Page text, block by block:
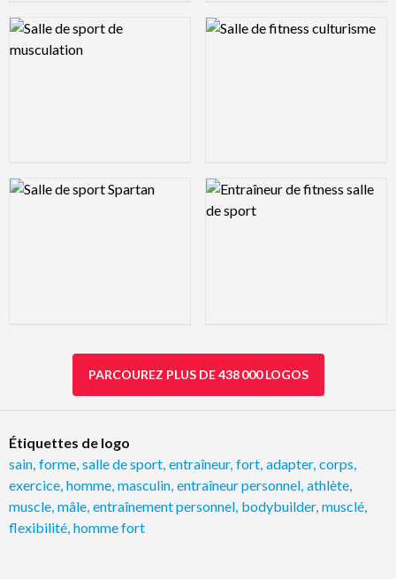
Logo Preview Image Logo Preview Image
Logo Preview Image Logo Preview Image
PARCOUREZ PLUS DE 438 000 LOGOS
Étiquettes de logo
sain forme salle de sport entraîneur, fort adapter, corps
exercice homme masculin entraîneur personnel athlète
muscle mâle entraînement personnel bodybuilder, musclé
flexibilité homme fort